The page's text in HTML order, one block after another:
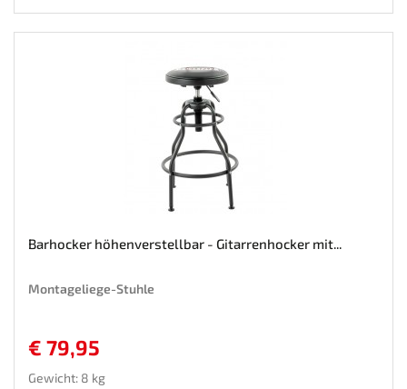
Barhocker höhenverstellbar - Gitarrenhocker mit...
Montageliege-Stuhle
€ 79,95
Gewicht: 8 kg